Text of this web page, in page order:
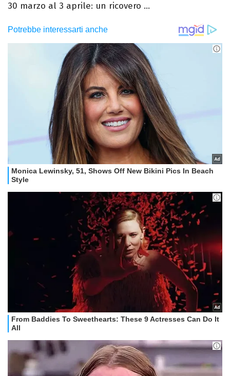
30 marzo al 3 aprile: un ricovero ...